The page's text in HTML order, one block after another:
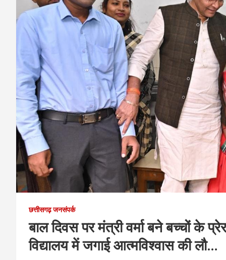
छत्तीसगढ़ जनसंपर्क
बाल दिवस पर मंत्री वर्मा बने बच्चों के
विद्यालय में जगाई आत्मविश्वास की लौ…